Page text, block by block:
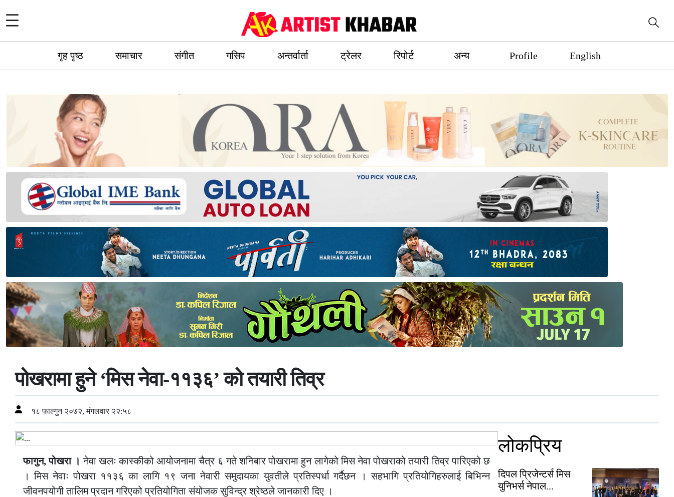
गृह पृष्ठ समाचार संगीत गसिप अन्तर्वार्ता ट्रेलर रिपोर्ट अन्य Profile English
पोखरामा हुने ‘मिस नेवा-११३६’ को तयारी तिव्र
१८ फाल्गुन २०७२, मंगलवार २२:५८
फागुन, पोखरा । नेवा खलः कास्कीको आयोजनामा चैत्र ६ गते शनिबार पोखरामा हुन लागेको मिस नेवा पोखराको तयारी तिव्र पारिएको छ
। मिस नेवाः पोखरा ११३६ का लागि १९ जना नेवारी समुदायका युवतीले प्रतिस्पर्धा गर्दैछन । सहभागि प्रतियोगिहरुलाई बिभिन्न
जीवनपयोगी तालिम प्रदान गरिएको प्रतियोगिता संयोजक सुविन्द्र श्रेष्ठले जानकारी दिए ।
लोकप्रिय
दिपल प्रिजेन्टर्स मिस
युनिभर्स नेपाल...